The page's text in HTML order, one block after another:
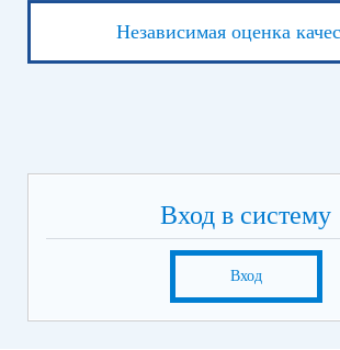
Независимая оценка
Вход в систему
Вход